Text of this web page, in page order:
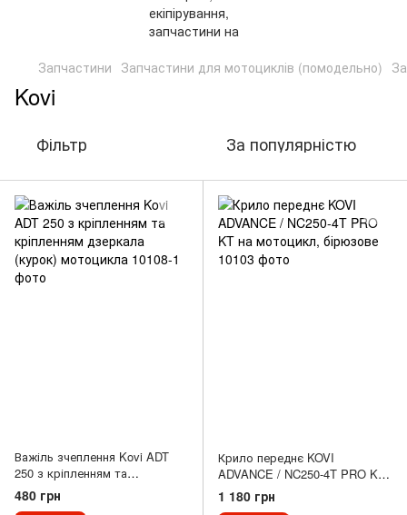
Запчастини Запчастини для мотоциклів (помодельно)
Kovi
Фільтр За популярністю
Важіль зчеплення Kovi ADT
250 з кріпленням та
кріпленням дзеркала (курок)
мотоцикла
480 грн
Крило переднє KOVI
ADVANCE / NC250-4T PRO KT
на мотоцикл, бірюзове
1 180 грн